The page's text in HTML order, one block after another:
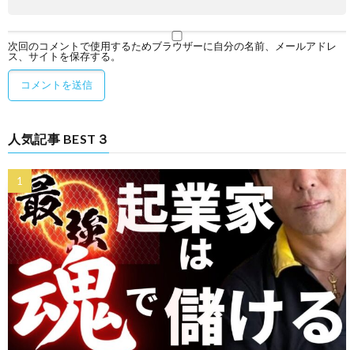
次回のコメントで使用するためブラウザーに自分の名前、メールアドレ
ス、サイトを保存する。
人気記事 BEST３